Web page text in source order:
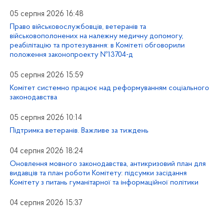
05 серпня 2026 16:48
Право військовослужбовців, ветеранів та
військовополонених на належну медичну допомогу,
реабілітацію та протезування: в Комітеті обговорили
положення законопроекту №13704-д
05 серпня 2026 15:59
Комітет системно працює над реформуванням соціального
законодавства
05 серпня 2026 10:14
Підтримка ветеранів. Важливе за тиждень
04 серпня 2026 18:24
Оновлення мовного законодавства, антикризовий план для
видавців та план роботи Комітету: підсумки засідання
Комітету з питань гуманітарної та інформаційної політики
04 серпня 2026 15:37